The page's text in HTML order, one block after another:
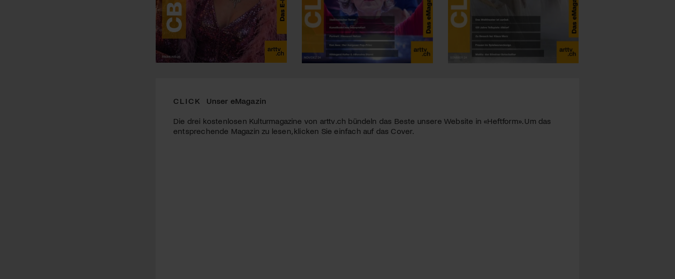
CLICK Unser eMagazin
Die drei kostenlosen Kulturmagazine von arttv.ch bündeln das Beste unsere Website in «Heftform». Um das
entsprechende Magazin zu lesen, klicken Sie einfach auf das Cover.